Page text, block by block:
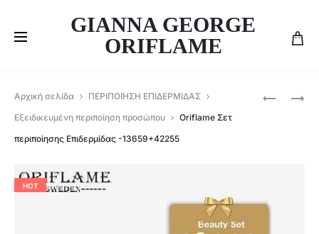
GIANNA GEORGE
ORIFLAME
ORIFLAME
ORIFLAME
Αρχική σελίδα
ΠΕΡΙΠΟΙΗΣΗ ΕΠΙΔΕΡΜΙΔΑΣ
Εξειδικευμένη περιποίηση προσώπου
Oriflame Σετ
περιποίησης Επιδερμίδας -13659+42255
HOT